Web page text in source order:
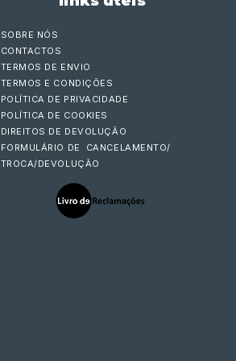
SOBRE NÓS
CONTACTOS
TERMOS DE ENVIO
TERMOS E CONDIÇÕES
POLÍTICA DE PRIVACIDADE
POLÍTICA DE COOKIES
DIREITOS DE DEVOLUÇÃO
FORMULÁRIO DE CANCELAMENTO/
TROCA/DEVOLUÇÃO